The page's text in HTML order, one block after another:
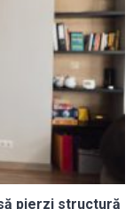
pierzi structură